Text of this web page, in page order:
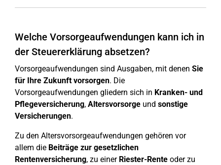
Welche Vorsorgeaufwendungen kann ich in
der Steuererklärung absetzen?
Vorsorgeaufwendungen sind Ausgaben, mit denen Sie
für Ihre Zukunft vorsorgen. Die
Vorsorgeaufwendungen gliedern sich in Kranken- und
Pflegeversicherung, Altersvorsorge und sonstige
Versicherungen.
Zu den Altersvorsorgeaufwendungen gehören vor
allem die Beiträge zur gesetzlichen
Rentenversicherung, zu einerRiester-Rente oder zu